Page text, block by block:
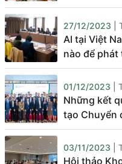
cứu và tư
27/12/2023
AI tại Việt
nào để phát
01/12/2023 |
Những kết
tạo Chuyển
03/11/2023 |
Hội thảo